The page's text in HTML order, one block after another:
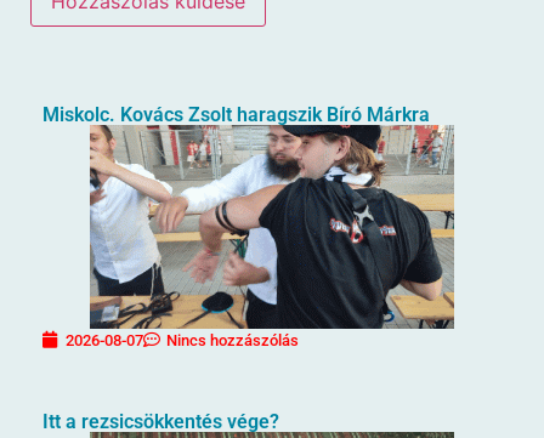
Miskolc. Kovács Zsolt haragszik Bíró Márkra
2026-08-07 Nincs hozzászólás
Itt a rezsicsökkentés vége?